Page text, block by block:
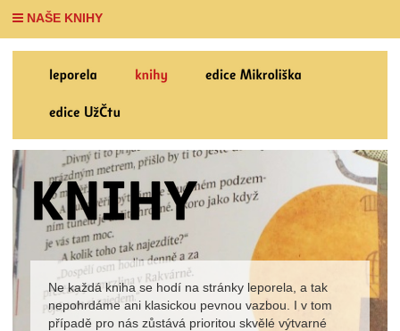
NAŠE KNIHY
Ne každá kniha se hodí na stránky leporela, a tak
nepohrdáme ani klasickou pevnou vazbou. I v tom
případě pro nás zůstává prioritou skvělé výtvarné